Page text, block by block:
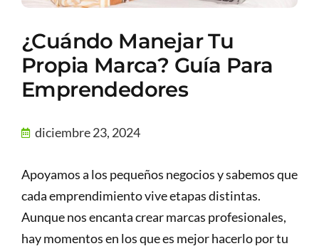
¿Cuándo Manejar Tu
Propia Marca? Guía Para
Emprendedores
diciembre 23, 2024
Apoyamos a los pequeños negocios y sabemos que
cada emprendimiento vive etapas distintas.
Aunque nos encanta crear marcas profesionales,
hay momentos en los que es mejor hacerlo por tu